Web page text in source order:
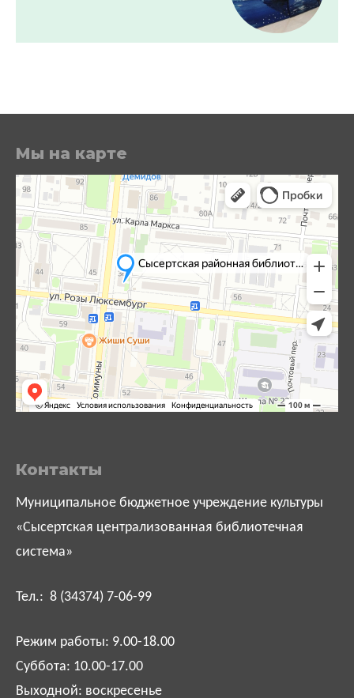
Мы на карте
Контакты
Муниципальное бюджетное учреждение культуры
«Сысертская централизованная библиотечная
система»
Тел.: 8 (34374) 7-06-99
Режим работы: 9.00-18.00
Суббота: 10.00-17.00
Выходной: воскресенье